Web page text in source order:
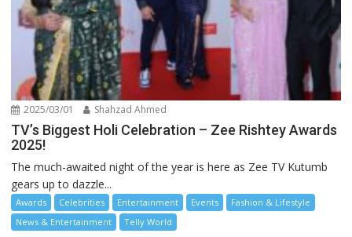
2025/03/01 Shahzad Ahmed
TV’s Biggest Holi Celebration – Zee Rishtey Awards
2025!
The much-awaited night of the year is here as Zee TV Kutumb
gears up to dazzle...
Awards Celebrities Entertainment Events
Fashion & Lifestyle
News & Entertainment
Telly World